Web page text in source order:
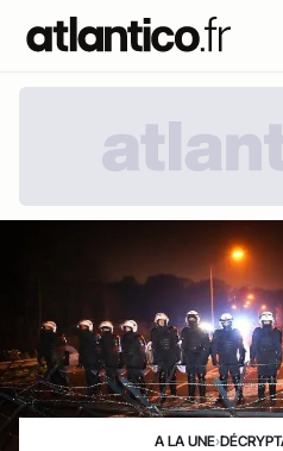
A LA UNE›